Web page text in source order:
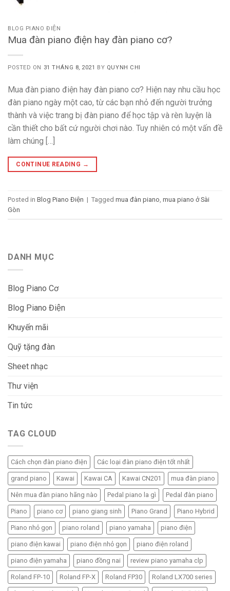
BLOG PIANO ĐIỆN
Mua đàn piano điện hay đàn piano cơ?
POSTED ON 31 THÁNG 8, 2021 BY QUYNH CHI
Mua đàn piano điện hay đàn piano cơ? Hiện nay nhu cầu học
đàn piano ngày một cao, từ các bạn nhỏ đến người trưởng
thành và việc trang bị đàn piano để học tập và rèn luyện là
cần thiết cho bất cứ người chơi nào. Tuy nhiên có một vấn đề
làm chúng […]
CONTINUE READING →
Posted in Blog Piano Điện | Tagged mua đàn piano mua piano ở Sài
Gòn
DANH MỤC
Blog Piano Cơ
Blog Piano Điện
Khuyến mãi
Quỹ tặng đàn
Sheet nhạc
Thư viện
Tin tức
TAG CLOUD
Cách chọn đàn piano điện Các loại đàn piano điện tốt nhất
grand piano Kawai Kawai CA Kawai CN201 mua đàn piano
Nên mua đàn piano hãng nào Pedal piano la gì Pedal đàn piano
Piano piano cơ piano giang sinh Piano Grand Piano Hybrid
Piano nhỏ gọn piano roland piano yamaha piano điện
piano điện kawai piano điện nhỏ gọn piano điện roland
piano điện yamaha piano đồng nai review piano yamaha clp
Roland FP-10 Roland FP-X Roland FP30 Roland LX700 series